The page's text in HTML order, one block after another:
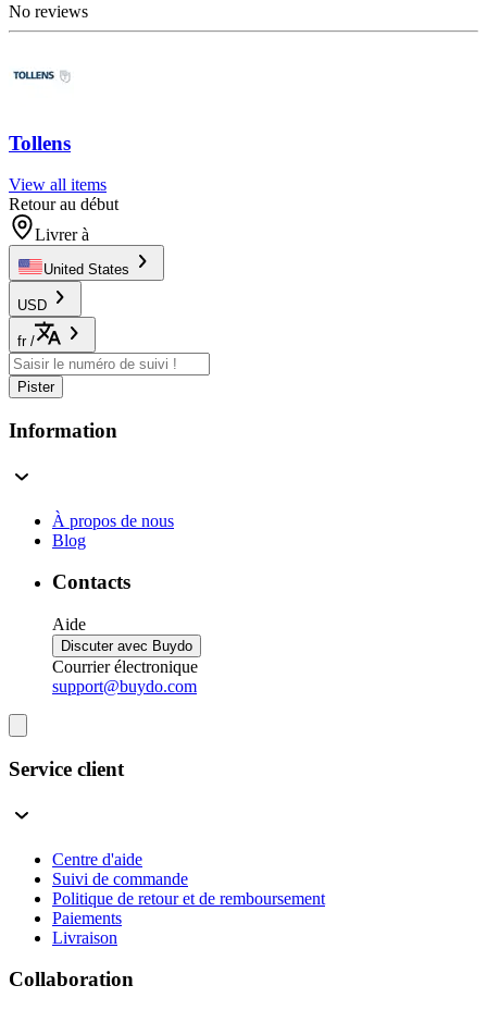
No reviews
Tollens
View all items
Retour au début
Livrer à
United States
USD
fr /
Pister
Information
À propos de nous
Blog
Contacts
Aide
Discuter avec Buydo
Courrier électronique
support@buydo.com
Service client
Centre d'aide
Suivi de commande
Politique de retour et de remboursement
Paiements
Livraison
Collaboration